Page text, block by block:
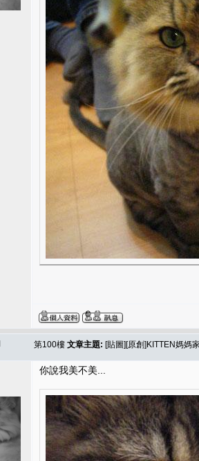
第100樓 文章主題: [貼圖][原創]KITTEN媽媽
你說我美不美...